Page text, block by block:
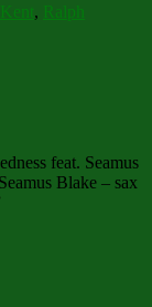
, Ralph
feat. Seamus
Blake – sax